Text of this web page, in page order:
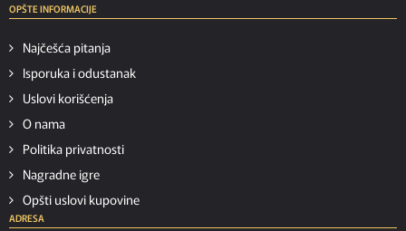
OPŠTE INFORMACIJE
Najčešća pitanja
Isporuka i odustanak
Uslovi korišćenja
O nama
Politika privatnosti
Nagradne igre
Opšti uslovi kupovine
ADRESA